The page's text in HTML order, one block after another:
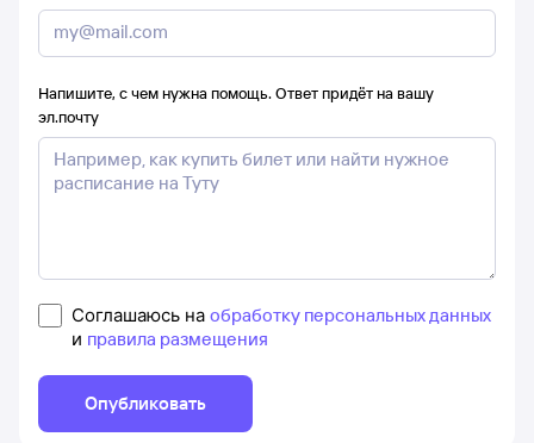
Напишите, с чем нужна помощь. Ответ придёт на вашу
эл.почту
Соглашаюсь на обработку персональных данных
и правила размещения
Опубликовать